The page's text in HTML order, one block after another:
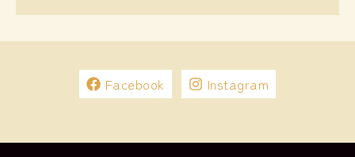
Facebook Instagram